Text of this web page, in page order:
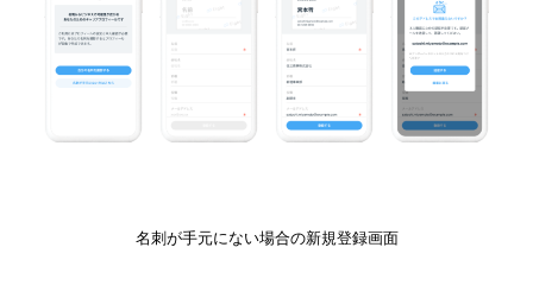
名刺が手元にない場合の新規登録画面